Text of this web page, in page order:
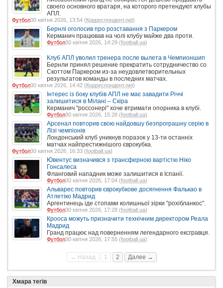
своего основного вратаря, на которого претендуют клубы
АПЛ.
Футбол30 квітня 2026, 13:54 (Корреспондент.net)
Бернлі оголосив про розставання з Паркером
Керманич працював на чолі клубу майже два проти.
Футбол30 квітня 2026, 14:29 (football.ua)
Клуб АПЛ уволил тренера после вылета в Чемпионшип
Бернли принял решение прекратить сотрудничество со
Скоттом Паркером из-за неудовлетворительных
результатов команды в последних матчах.
Футбол30 квітня 2026, 14:42 ( Корреспондент.net)
Інтерес із боку клубів АПЛ не має завадити Річчі
залишитися в Мілані – Скіра
Керманич "россонері" хоче втримати опорника в клубі.
Футбол30 квітня 2026, 15:28 (football.ua)
Арсенал повторив свою найдовшу безпрограшну серію в
Лізі чемпіонів
Лондонський клуб уникнув поразок у 13-ти останніх
матчах найпрестижнішого єврокубка.
Футбол30 квітня 2026, 16:33 (football.ua)
Ювентус визначився з трансферною вартістю Ніко
Гонсалеса
Фланговий нападник може залишитися в Іспанії.
Футбол30 квітня 2026, 17:04 (football.ua)
Альварес повторив єврокубкове досягнення Фалькао в
Атлетіко Мадрид
Аргентинець іде стопами колишньої зірки "рохібланкос".
Футбол30 квітня 2026, 17:28 (football.ua)
Крооса можуть призначити технічним директором Реала
Мадрид
Гранд працює над поверненням легендарного ексгравця.
Футбол30 квітня 2026, 17:55 (football.ua)
← Назад 1 2 Далее →
Хмара тегів